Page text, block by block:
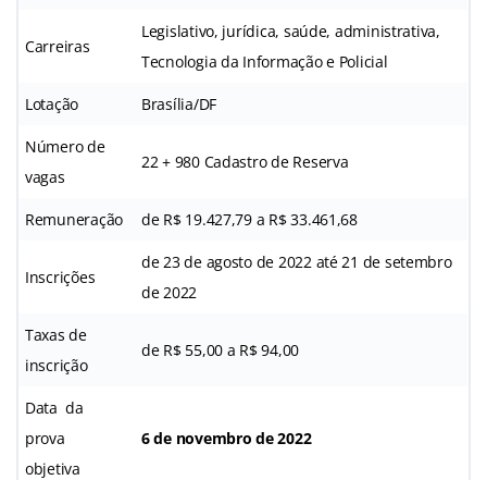
Carreiras
Legislativo, jurídica, saúde, administrativa,
Tecnologia da Informação e Policial
Lotação Brasília/DF
Número de
vagas
22 + 980 Cadastro de Reserva
Remuneração de R$ 19.427,79 a R$ 33.461,68
Inscrições
de 23 de agosto de 2022 até 21 de setembro
de 2022
Taxas de
inscrição
de R$ 55,00 a R$ 94,00
Data da
prova
objetiva
6 de novembro de 2022